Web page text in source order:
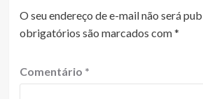
O seu endereço de e-mail não será
obrigatórios são marcados com*
Comentário *